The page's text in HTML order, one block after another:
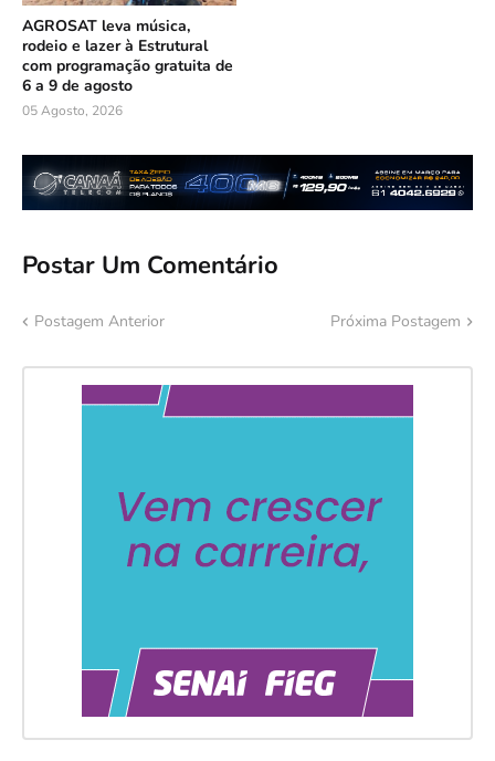
AGROSAT leva música,
rodeio e lazer à Estrutural
com programação gratuita de
6 a 9 de agosto
05 Agosto, 2026
Postar Um Comentário
Postagem Anterior Próxima Postagem